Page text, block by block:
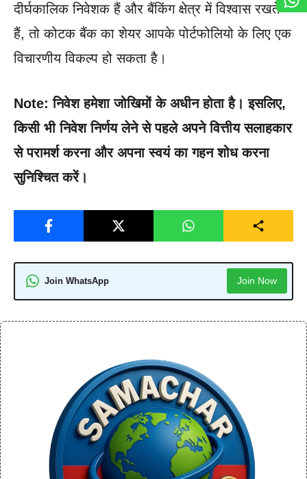
दीर्घकालिक निवेशक हैं और बैंकिंग क्षेत्र में विश्वास रखते
हैं, तो कोटक बैंक का शेयर आपके पोर्टफोलियो के लिए एक
विचारणीय विकल्प हो सकता है।
Note: निवेश हमेशा जोखिमों के अधीन होता है। इसलिए,
किसी भी निवेश निर्णय लेने से पहले अपने वित्तीय सलाहकार
से परामर्श करना और अपना स्वयं का गहन शोध करना
सुनिश्चित करें।
Join WhatsApp Join Now